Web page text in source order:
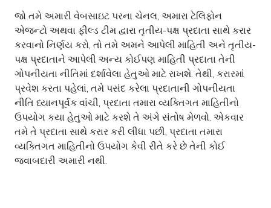
જો તમે અમારી વેબસાઇટ પરના ચેનલ, અમારા ટેલિફોન
એજન્ટો અથવા ફીલ્ડ ટીમ દ્વારા તૃતીય-પક્ષ પ્રદાતા સાથે કરાર
કરવાનો નિર્ણય કરો, તો તમે અમને આપેલી માહિતી અને તૃતીય-
પક્ષ પ્રદાતાને આપેલી અન્ય કોઈપણ માહિતી પ્રદાતા તેની
ગોપનીયતા નીતિમાં દર્શાવેલા હેતુઓ માટે રાખશે. તેથી, કરારમાં
પ્રવેશ કરતા પહેલાં, તમે પસંદ કરેલા પ્રદાતાની ગોપનીયતા
નીતિ ધ્યાનપૂર્વક વાંચી, પ્રદાતા તમારા વ્યક્તિગત માહિતીનો
ઉપયોગ કયા હેતુઓ માટે કરશે તે અંગે સંતોષ મેળવો. એકવાર
તમે તે પ્રદાતા સાથે કરાર કરી લીધા પછી, પ્રદાતા તમારા
વ્યક્તિગત માહિતીનો ઉપયોગ કેવી રીતે કરે છે તેની કોઈ
જવાબદારી અમારી નથી.